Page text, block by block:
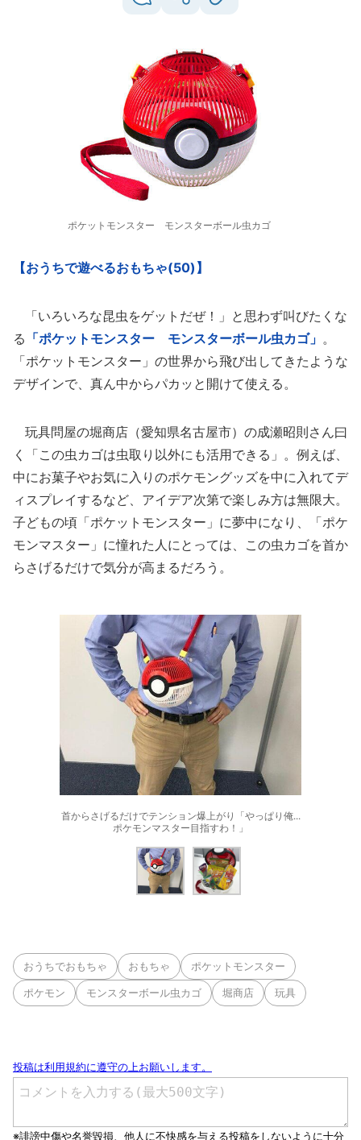
ポケットモンスター モンスターボール虫カゴ
【おうちで遊べるおもちゃ(50)】
「いろいろな昆虫をゲットだぜ！」と思わず叫びたくな
る 「ポケットモンスター モンスターボール虫カゴ」 。
「ポケットモンスター」の世界から飛び出してきたような
デザインで、真ん中からパカッと開けて使える。
玩具問屋の堀商店（愛知県名古屋市）の成瀬昭則さん曰
く「この虫カゴは虫取り以外にも活用できる」。例えば、
中にお菓子やお気に入りのポケモングッズを中に入れてデ
ィスプレイするなど、アイデア次第で楽しみ方は無限大。
子どもの頃「ポケットモンスター」に夢中になり、「ポケ
モンマスター」に憧れた人にとっては、この虫カゴを首か
らさげるだけで気分が高まるだろう。
首からさげるだけでテンション爆上がり「やっぱり俺...
ポケモンマスター目指すわ！」
おうちでおもちゃ おもちゃ ポケットモンスター
ポケモン モンスターボール虫カゴ 堀商店 玩具